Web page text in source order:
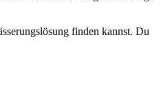
finden kannst. Du